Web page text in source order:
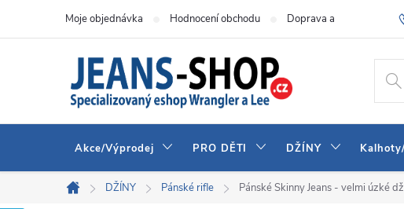
Moje objednávka Hodnocení obchodu Doprava a platba
Akce/Výprodej PRO DĚTI DŽÍNY
Domů
DŽÍNY Pánské rifle Pánské Skinny Jeans - velmi úzké